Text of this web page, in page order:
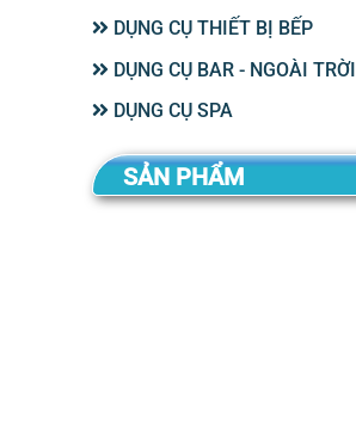
DỤNG CỤ THIẾT BỊ BẾP
DỤNG CỤ BAR - NGOÀI TRỜI
DỤNG CỤ SPA
SẢN PHẨM